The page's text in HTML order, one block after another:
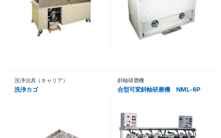
洗浄治具（キャリア）
洗浄カゴ
斜軸研磨機
合型可変斜軸研磨機 NML-6P